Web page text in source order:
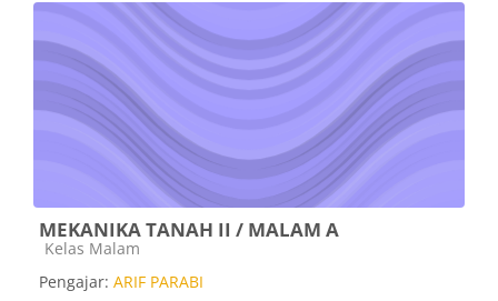
MEKANIKA TANAH II / MALAM A
Kategori kursus
Kelas Malam
Pengajar: ARIF PARABI